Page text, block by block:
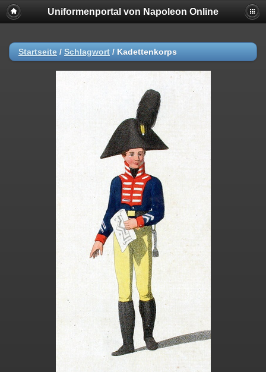
Uniformenportal von Napoleon Online
Startseite / Schlagwort / Kadettenkorps